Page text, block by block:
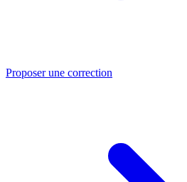
Proposer une correction